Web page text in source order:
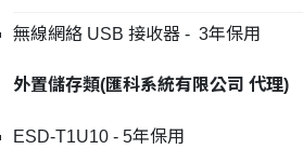
無線網絡 USB 接收器 - 3年保用
外置儲存類(匯科系統有限公司 代理)
ESD-T1U10 - 5年保用